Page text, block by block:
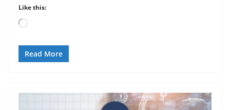
Like this:
Loading…
Read More